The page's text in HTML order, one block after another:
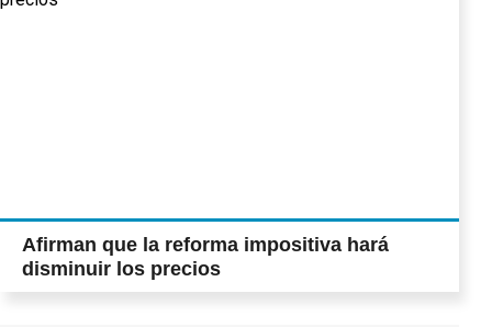
Afirman que la reforma impositiva hará
disminuir los precios